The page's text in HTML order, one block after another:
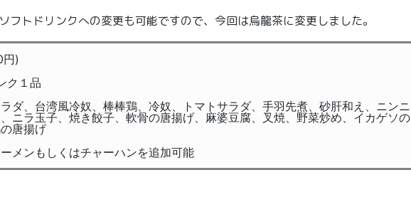
フトドリンクへの変更も可能ですので、今回は烏龍茶に変更しました。
)
ク１品
ダ、台湾風冷奴、棒棒鶏、冷奴、トマトサラダ、手羽先煮、砂肝和え、ニンニ
ニラ玉子、焼き餃子、軟骨の唐揚げ、麻婆豆腐、叉焼、野菜炒め、イカゲソの
唐揚げ
メンもしくはチャーハンを追加可能